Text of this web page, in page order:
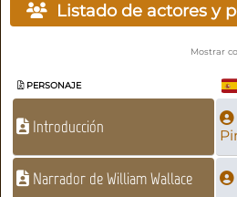
Listado de actores y
Mostrar
PERSONAJE
Introducción
Narrador de William Wallace